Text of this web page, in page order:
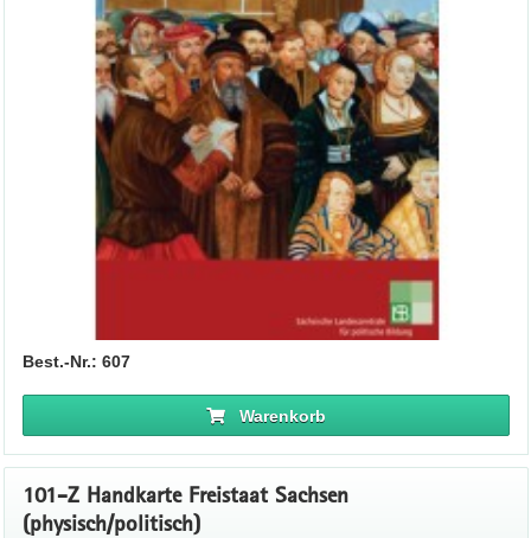
Best.-Nr.: 607
Warenkorb
101-Z Handkarte Freistaat Sachsen
(physisch/politisch)